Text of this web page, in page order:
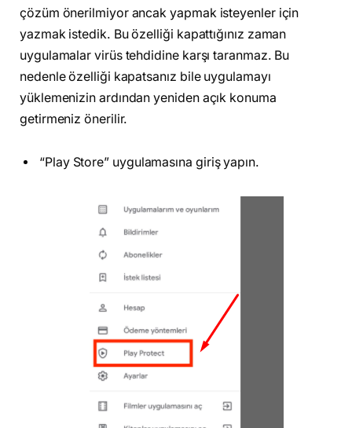
çözüm önerilmiyor ancak yapmak isteyenler için
yazmak istedik. Bu özelliği kapattığınız zaman
uygulamalar virüs tehdidine karşı taranmaz. Bu
nedenle özelliği kapatsanız bile uygulamayı
yüklemenizin ardından yeniden açık konuma
getirmeniz önerilir.
“Play Store” uygulamasına giriş yapın.